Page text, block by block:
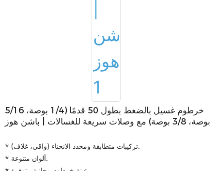
خرطوم غسيل بالضغط بطول 50 قدمًا (1/4 بوصة، 5/16
بوصة، 3/8 بوصة) مع وصلات سريعة للغسالات | باشن هوز
* تركيبات متطابقة ومحدد الانحناء (واقي، غلاف).
* ألوان متنوعة.